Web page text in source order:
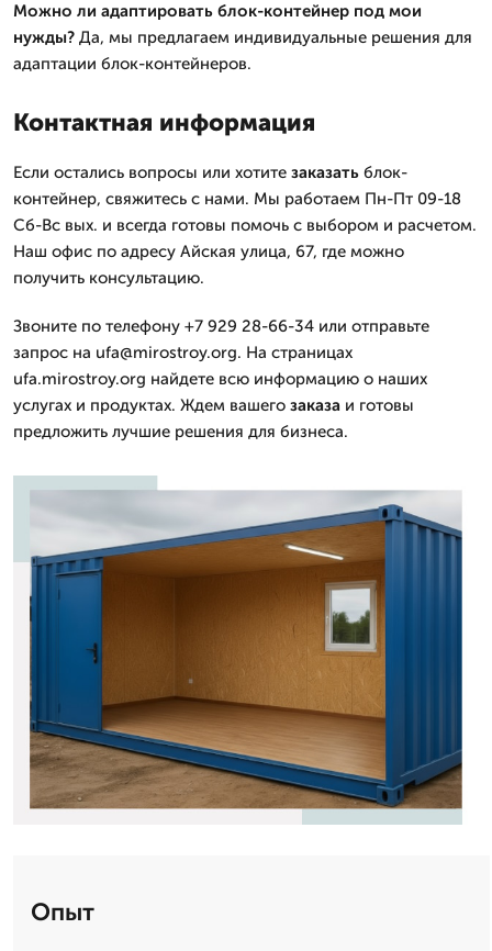
Можно ли адаптировать блок-контейнер под мои
нужды? Да, мы предлагаем индивидуальные решения для
адаптации блок-контейнеров.
Контактная информация
Если остались вопросы или хотите заказать блок-
контейнер, свяжитесь с нами. Мы работаем Пн-Пт 09-18
Сб-Вс вых. и всегда готовы помочь с выбором и расчетом.
Наш офис по адресу Айская улица, 67, где можно
получить консультацию.
Звоните по телефону +7 929 28-66-34 или отправьте
запрос на ufa@mirostroy.org. На страницах
ufa.mirostroy.org найдете всю информацию о наших
услугах и продуктах. Ждем вашего заказа и готовы
предложить лучшие решения для бизнеса.
Опыт